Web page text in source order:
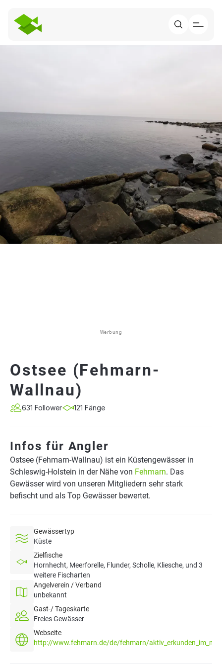
Werbung
Ostsee (Fehmarn-
Wallnau)
631 Follower 121 Fänge
Infos für Angler
Ostsee (Fehmarn-Wallnau) ist ein Küstengewässer in
Schleswig-Holstein in der Nähe von Fehmarn. Das
Gewässer wird von unseren Mitgliedern sehr stark
befischt und als Top Gewässer bewertet.
Gewässertyp
Küste
Zielfische
Hornhecht, Meerforelle, Flunder, Scholle, Kliesche, und 3
weitere Fischarten
Angelverein / Verband
unbekannt
Gast-/ Tageskarte
Freies Gewässer
Webseite
http://www.fehmarn.de/de/fehmarn/